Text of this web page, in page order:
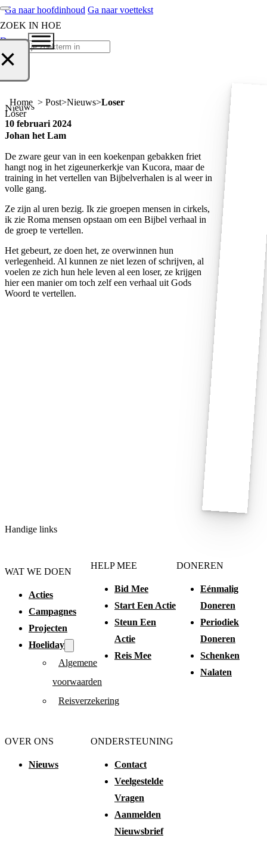
Ga naar hoofdinhoud Ga naar voettekst
ZOEK IN HOE
Zoeken
×
Doneer
Home > Post Nieuws Loser
Nieuws
Loser
10 februari 2024
Johan het Lam
De zware geur van in een koekenpan gebakken friet
hangt nog in het zigeunerkerkje van Kucora, maar de
training in het vertellen van Bijbelverhalen is al weer in
volle gang.
Ze zijn al uren bezig. Ik zie groepen mensen in cirkels,
ik zie Roma mensen opstaan om een Bijbel verhaal in
de groep te vertellen.
Het gebeurt, ze doen het, ze overwinnen hun
verlegenheid. Al kunnen ze niet lezen of schrijven, al
voelen ze zich hun hele leven al een loser, ze krijgen
hier een manier om toch zelf een verhaal uit Gods
Woord te vertellen.
Handige links
WAT WE DOEN
Acties
Campagnes
Projecten
Hoeliday
Algemene
voorwaarden
Reisverzekering
HELP MEE
Bid Mee
Start Een Actie
Steun Een
Actie
Reis Mee
DONEREN
Eénmalig
Doneren
Periodiek
Doneren
Schenken
Nalaten
OVER ONS
Nieuws
ONDERSTEUNING
Contact
Veelgestelde
Vragen
Aanmelden
Nieuwsbrief